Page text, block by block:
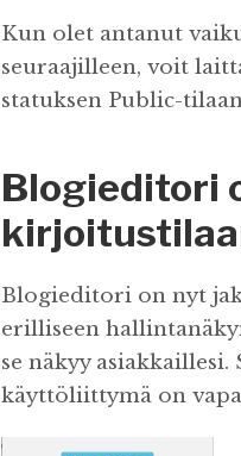
Kun olet antanut
seuraajilleen, voit
statuksen Public-
Blogieditori
Blogieditori on nyt
erilliseen
se näkyy
käyttöliittymä on